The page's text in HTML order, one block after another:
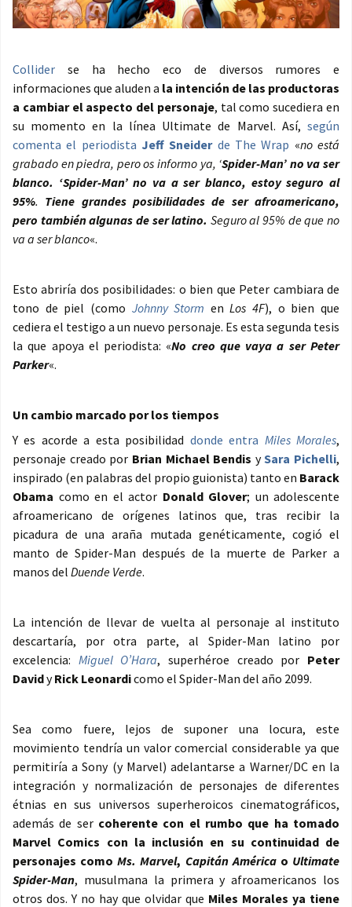
Collider se ha hecho eco de diversos rumores e
informaciones que aluden a la intención de las productoras
a cambiar el aspecto del personaje, tal como sucediera en
su momento en la línea Ultimate de Marvel. Así, según
comenta el periodista Jeff Sneiderde The Wrap «no está
grabado en piedra, pero os informo ya, ‘Spider-Man’ no va ser
blanco. ‘Spider-Man’ no va a ser blanco, estoy seguro al
95%. Tiene grandes posibilidades de ser afroamericano,
pero también algunas de ser latino. Seguro al 95% de que no
va a ser blanco«.
Esto abriría dos posibilidades: o bien que Peter cambiara de
tono de piel (como Johnny Storm enLos 4F), o bien que
cediera el testigo a un nuevo personaje. Es esta segunda tesis
la que apoya el periodista: «No creo que vaya a ser Peter
Parker«.
Un cambio marcado por los tiempos
Y es acorde a esta posibilidad donde entra Miles Morales,
personaje creado por Brian Michael Bendis ySara Pichelli,
inspirado (en palabras del propio guionista) tanto en Barack
Obama como en el actor Donald Glover; un adolescente
afroamericano de orígenes latinos que, tras recibir la
picadura de una araña mutada genéticamente, cogió el
manto de Spider-Man después de la muerte de Parker a
manos del Duende Verde.
La intención de llevar de vuelta al personaje al instituto
descartaría, por otra parte, al Spider-Man latino por
excelencia: Miguel O’Hara, superhéroe creado por Peter
DavidyRick Leonardicomo el Spider-Man del año 2099.
Sea como fuere, lejos de suponer una locura, este
movimiento tendría un valor comercial considerable ya que
permitiría a Sony (y Marvel) adelantarse a Warner/DC en la
integración y normalización de personajes de diferentes
étnias en sus universos superheroicos cinematográficos,
además de sercoherente con el rumbo que ha tomado
Marvel Comics con la inclusión en su continuidad de
personajes comoMs. Marvel, Capitán Américao Ultimate
Spider-Man, musulmana la primera y afroamericanos los
otros dos. Y no hay que olvidar que Miles Morales ya tiene